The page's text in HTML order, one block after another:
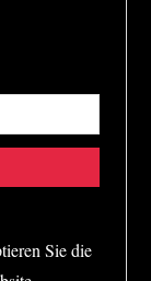
Sie die